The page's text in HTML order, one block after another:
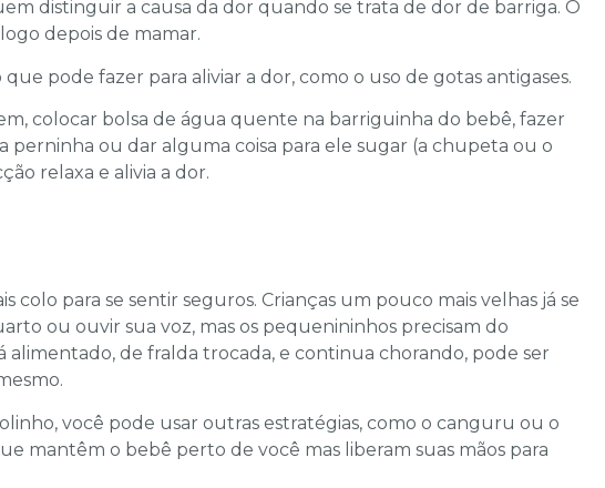
distinguir a causa da dor quando se trata de dor de barriga. O
depois de mamar.
pode fazer para aliviar a dor, como o uso de gotas antigases.
colocar bolsa de água quente na barriguinha do bebê, fazer
perninha ou dar alguma coisa para ele sugar (a chupeta ou o
relaxa e alivia a dor.
colo para se sentir seguros. Crianças um pouco mais velhas já se
ou ouvir sua voz, mas os pequenininhos precisam do
alimentado, de fralda trocada, e continua chorando, pode ser
você pode usar outras estratégias, como o canguru ou o
mantêm o bebê perto de você mas liberam suas mãos para